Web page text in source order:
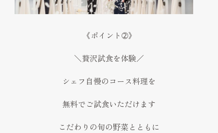
《ポイント➁》
＼贅沢試食を体験／
シェフ自慢のコース料理を
無料でご試食いただけます
こだわりの旬の野菜とともに